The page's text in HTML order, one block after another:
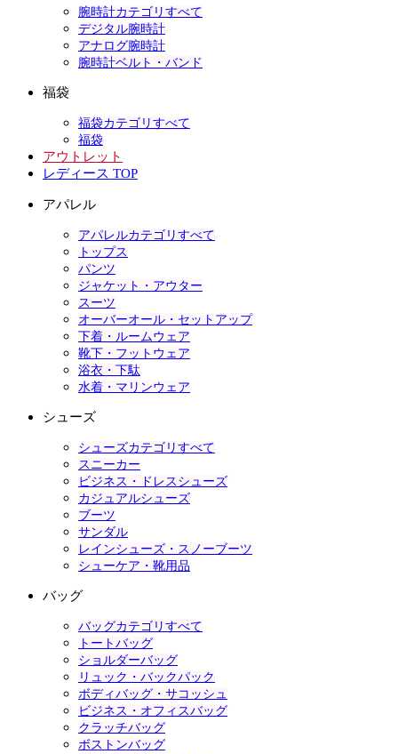
腕時計カテゴリすべて
デジタル腕時計
アナログ腕時計
腕時計ベルト・バンド
福袋
福袋カテゴリすべて
福袋
アウトレット
レディース TOP
アパレル
アパレルカテゴリすべて
トップス
パンツ
ジャケット・アウター
スーツ
オーバーオール・セットアップ
下着・ルームウェア
靴下・フットウェア
浴衣・下駄
水着・マリンウェア
シューズ
シューズカテゴリすべて
スニーカー
ビジネス・ドレスシューズ
カジュアルシューズ
ブーツ
サンダル
レインシューズ・スノーブーツ
シューケア・靴用品
バッグ
バッグカテゴリすべて
トートバッグ
ショルダーバッグ
リュック・バックパック
ボディバッグ・サコッシュ
ビジネス・オフィスバッグ
クラッチバッグ
ボストンバッグ